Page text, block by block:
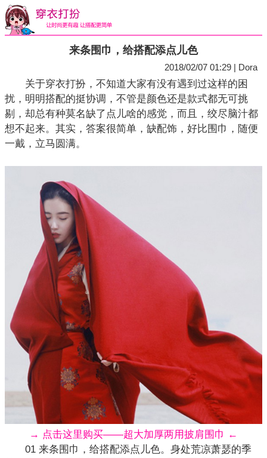
来条围巾，给搭配添点儿色
2018/02/07 01:29 | Dora
关于穿衣打扮，不知道大家有没有遇到过这样的困
扰，明明搭配的挺协调，不管是颜色还是款式都无可挑
剔，却总有种莫名缺了点儿啥的感觉，而且，绞尽脑汁都
想不起来。其实，答案很简单，缺配饰，好比围巾，随便
一戴，立马圆满。
→ 点击这里购买——超大加厚两用披肩围巾 ←
01 来条围巾，给搭配添点儿色。身处荒凉萧瑟的季